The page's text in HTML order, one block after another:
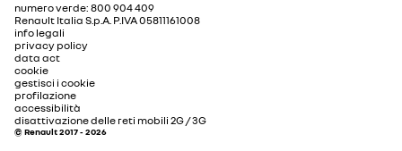
numero verde: 800 904 409
Renault Italia S.p.A. P.IVA 05811161008
info legali
privacy policy
data act
cookie
gestisci i cookie
profilazione
accessibilità
disattivazione delle reti mobili 2G / 3G
© Renault 2017 - 2026